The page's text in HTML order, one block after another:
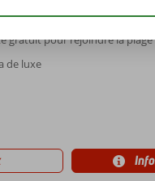
tournure marocaine
gratuit pour rejoindre la plage
de luxe